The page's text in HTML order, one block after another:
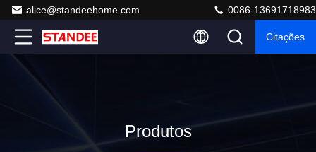
alice@standeehome.com 0086-13691718983
Citações
Produtos